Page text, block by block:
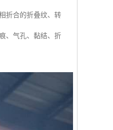
折合的折叠纹、转
、气孔、黏结、折